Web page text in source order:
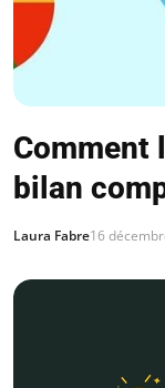
Comment
bilan
Laura Fabre16